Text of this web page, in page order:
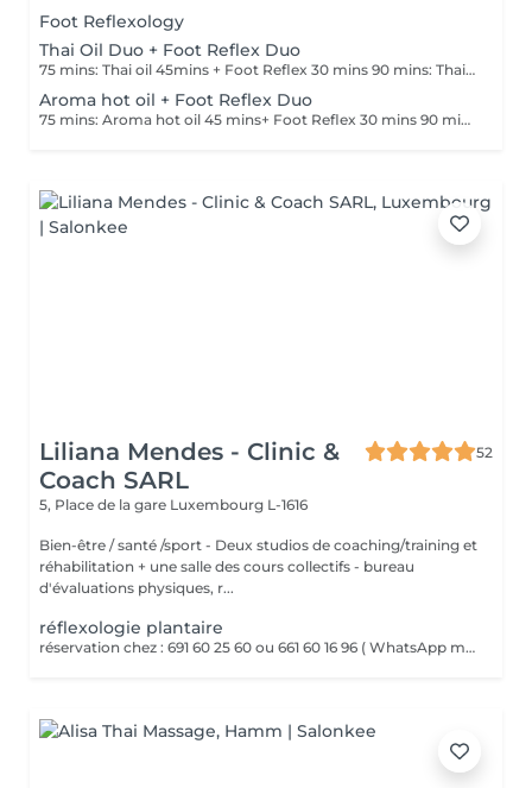
Foot Reflexology
Thai Oil Duo + Foot Reflex Duo
75 mins: Thai oil 45mins + Foot Reflex 30 mins 90 mins: Thai oil 60mins + Foot Reflex 30 mins
Aroma hot oil + Foot Reflex Duo
75 mins: Aroma hot oil 45 mins+ Foot Reflex 30 mins 90 mins : Aroma hot oil 60 mins+ Foot Reflex 30 mins.
Liliana Mendes - Clinic &
Coach SARL
52
5, Place de la gare Luxembourg L-1616
Bien-être / santé /sport - Deux studios de coaching/training et
réhabilitation + une salle des cours collectifs - bureau
d'évaluations physiques, r...
réflexologie plantaire
réservation chez : 691 60 25 60 ou 661 60 16 96 ( WhatsApp msg ) La réflexologie plantaire est un massage des pieds basé sur le principe que chaque zone du pied correspond à un organe ou une partie du corps. Par des pressions ciblées sur ces points réflexes, elle vise à rééquilibrer l'organisme, favoriser la détente et stimuler les fonctions naturelles du corps.